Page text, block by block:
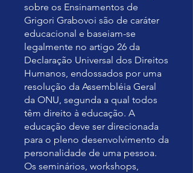
sobre os Ensinamentos de
Grigori Grabovoi são de caráter
educacional e baseiam-se
legalmente no artigo 26 da
Declaração Universal dos Direitos
Humanos, endossados por uma
resolução da Assembléia Geral
da ONU, segunda a qual todos
têm direito à educação. A
educação deve ser direcionada
para o pleno desenvolvimento da
personalidade de uma pessoa.
Os seminários, workshops,